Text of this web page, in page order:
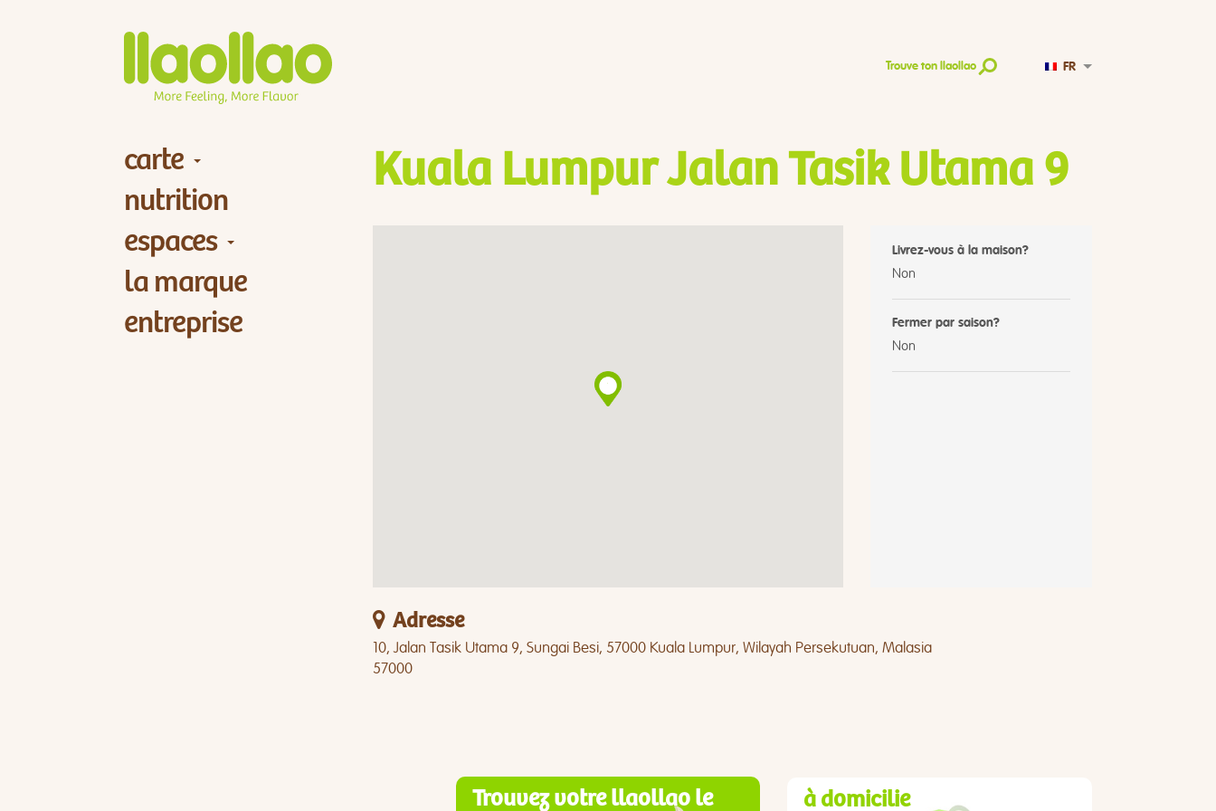
Trouve ton llaollao FR
carte
nutrition
espaces
la marque
entreprise
Kuala Lumpur Jalan Tasik Utama 9
Livrez-vous à la maison?
Non
Fermer par saison?
Non
Adresse
10, Jalan Tasik Utama 9, Sungai Besi, 57000 Kuala Lumpur, Wilayah Persekutuan, Malasia
57000
Trouvez votre llaollao le
à domicilie